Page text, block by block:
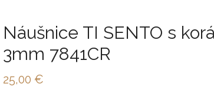
Náušnice TI SENTO s
3mm 7841CR
25,00 €